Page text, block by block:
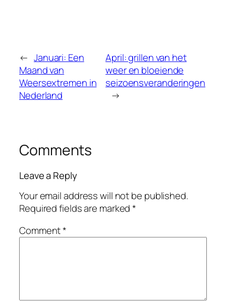
← Januari: Een
Maand van
Weersextremen in
Nederland
April: grillen van het
weer en bloeiende
seizoensveranderingen
→
Comments
Leave a Reply
Your email address will not be published.
Required fields are marked*
Comment*